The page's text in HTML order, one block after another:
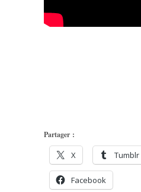
Partager :
X Tumblr
Facebook